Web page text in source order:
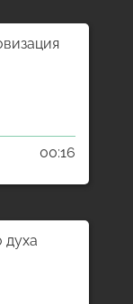
00:16
духа